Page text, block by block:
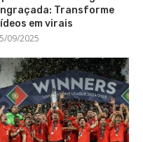
Transforme
em virais
09/2025